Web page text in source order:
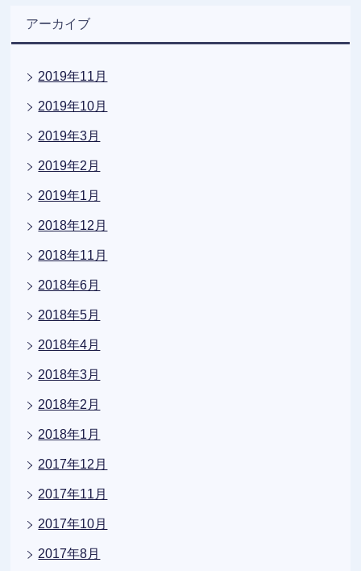
アーカイブ
2019年11月
2019年10月
2019年3月
2019年2月
2019年1月
2018年12月
2018年11月
2018年6月
2018年5月
2018年4月
2018年3月
2018年2月
2018年1月
2017年12月
2017年11月
2017年10月
2017年8月